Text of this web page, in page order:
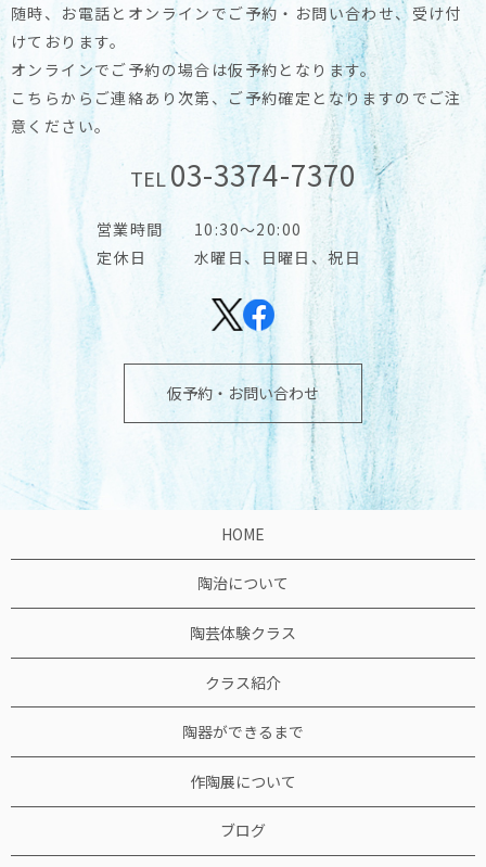
随時、お電話とオンラインでご予約・お問い合わせ、受け付
けております。
オンラインでご予約の場合は仮予約となります。
こちらからご連絡あり次第、ご予約確定となりますのでご注
意ください。
TEL03-3374-7370
営業時間
10:30～20:00
定休日
水曜日、日曜日、祝日
仮予約・お問い合わせ
HOME
陶治について
陶芸体験クラス
クラス紹介
陶器ができるまで
作陶展について
ブログ